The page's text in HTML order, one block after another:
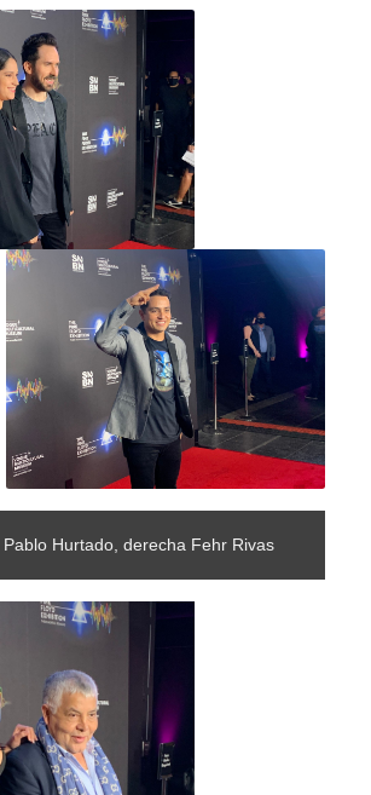
Hurtado, derecha Fehr Rivas